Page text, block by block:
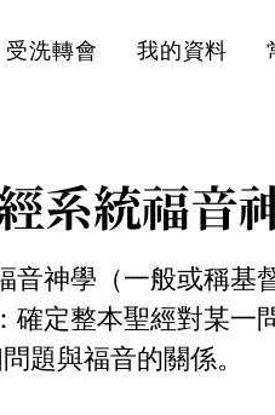
受洗轉會 我的資料
系統福音
神學（一般或稱基
確定整本聖經對某一
題與福音的關係。